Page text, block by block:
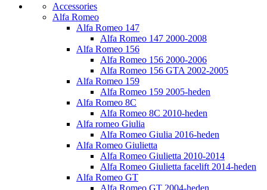
Accessories
Alfa Romeo
Alfa Romeo 147
Alfa Romeo 147 2000-2008
Alfa Romeo 156
Alfa Romeo 156 2000-2006
Alfa Romeo 156 GTA 2002-2005
Alfa Romeo 159
Alfa Romeo 159 2005-heden
Alfa Romeo 8C
Alfa Romeo 8C 2010-heden
Alfa romeo Giulia
Alfa Romeo Giulia 2016-heden
Alfa Romeo Giulietta
Alfa Romeo Giulietta 2010-2014
Alfa Romeo Giulietta facelift 2014-heden
Alfa Romeo GT
Alfa Romeo GT 2004-heden